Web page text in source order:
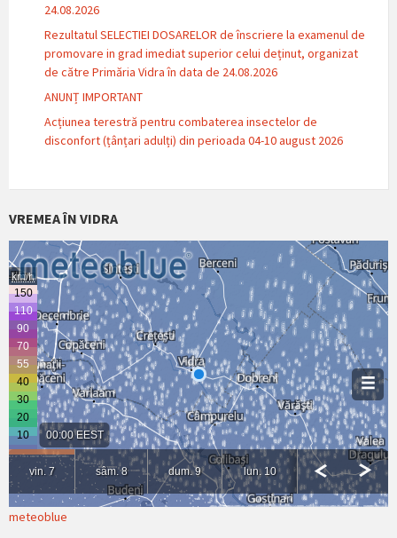
24.08.2026
Rezultatul SELECTIEI DOSARELOR de înscriere la examenul de
promovare in grad imediat superior celui deținut, organizat
de către Primăria Vidra în data de 24.08.2026
ANUNȚ IMPORTANT
Acțiunea terestră pentru combaterea insectelor de
disconfort (țânțari adulți) din perioada 04-10 august 2026
VREMEA ÎN VIDRA
meteoblue